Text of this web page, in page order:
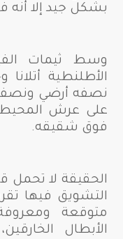
بشكل جيد إلا
وسط ثيمات
الأطلنطية
نصفه أرضي
على عرش
فوق شقيقه.
الحقيقة لا تحمل
التشويق فيها
متوقعة
الأبطال